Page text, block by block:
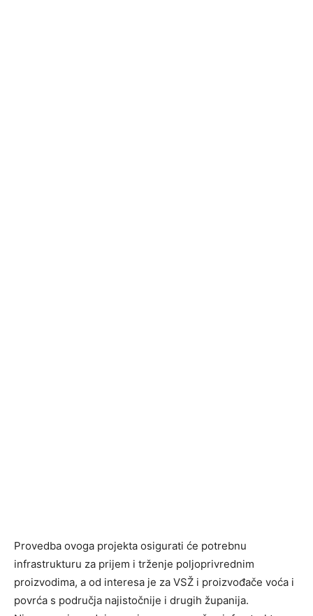
Provedba ovoga projekta osigurati će potrebnu
infrastrukturu za prijem i trženje poljoprivrednim
proizvodima, a od interesa je za VSŽ i proizvođače voća i
povrća s područja najistočnije i drugih županija.